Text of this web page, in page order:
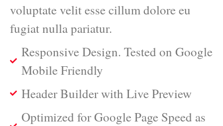
voluptate velit esse cillum dolore eu
fugiat nulla pariatur.
Responsive Design. Tested on Google
Mobile Friendly
Header Builder with Live Preview
Optimized for Google Page Speed as